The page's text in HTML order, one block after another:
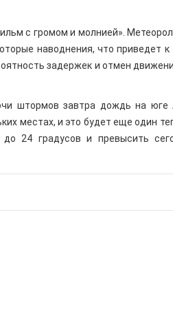
с громом и молнией».
наводнения, что приведет
задержек и отмен
штормов завтра дождь на юге
местах, и это будет еще один
24 градусов и превысить